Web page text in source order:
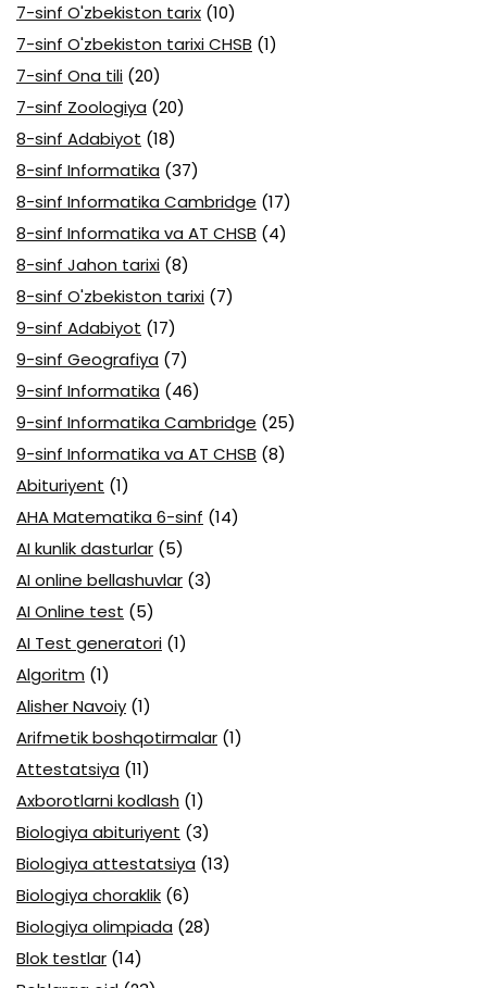
7-sinf O'zbekiston tarix (10)
7-sinf O'zbekiston tarixi CHSB (1)
7-sinf Ona tili (20)
7-sinf Zoologiya (20)
8-sinf Adabiyot (18)
8-sinf Informatika (37)
8-sinf Informatika Cambridge (17)
8-sinf Informatika va AT CHSB (4)
8-sinf Jahon tarixi (8)
8-sinf O'zbekiston tarixi (7)
9-sinf Adabiyot (17)
9-sinf Geografiya (7)
9-sinf Informatika (46)
9-sinf Informatika Cambridge (25)
9-sinf Informatika va AT CHSB (8)
Abituriyent (1)
AHA Matematika 6-sinf (14)
AI kunlik dasturlar (5)
AI online bellashuvlar (3)
AI Online test (5)
AI Test generatori (1)
Algoritm (1)
Alisher Navoiy (1)
Arifmetik boshqotirmalar (1)
Attestatsiya (11)
Axborotlarni kodlash (1)
Biologiya abituriyent (3)
Biologiya attestatsiya (13)
Biologiya choraklik (6)
Biologiya olimpiada (28)
Blok testlar (14)